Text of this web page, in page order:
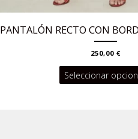
PANTALÓN RECTO CON
250,00€
Seleccionar